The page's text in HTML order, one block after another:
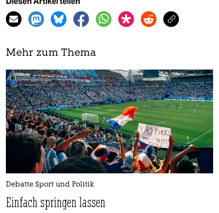
Mehr zum Thema
Debatte Sport und Politik
Einfach springen lassen